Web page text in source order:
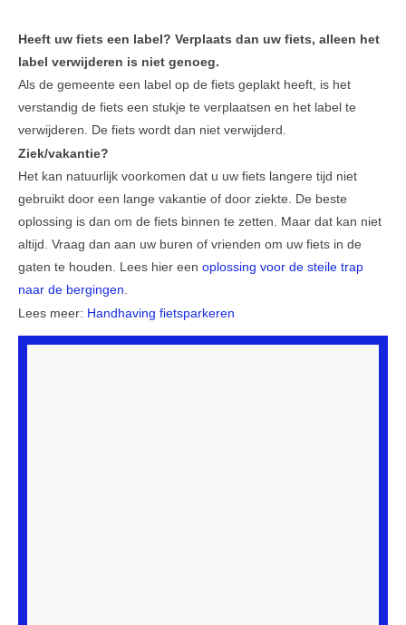
Documenten
Veel gestelde vragen
Parkeerplek te koop
Parkeerplek te huur
Nieuwsbrieven
Verzekeringen
Heeft uw fiets een label? Verplaats dan uw fiets, alleen het
label verwijderen is niet genoeg.
Als de gemeente een label op de fiets geplakt heeft, is het
verstandig de fiets een stukje te verplaatsen en het label te
verwijderen. De fiets wordt dan niet verwijderd.
Ziek/vakantie?
Het kan natuurlijk voorkomen dat u uw fiets langere tijd niet
gebruikt door een lange vakantie of door ziekte. De beste
oplossing is dan om de fiets binnen te zetten. Maar dat kan niet
altijd. Vraag dan aan uw buren of vrienden om uw fiets in de
gaten te houden. Lees hier een oplossing voor de steile trap
naar de bergingen
Lees meer: Handhaving fietsparkeren